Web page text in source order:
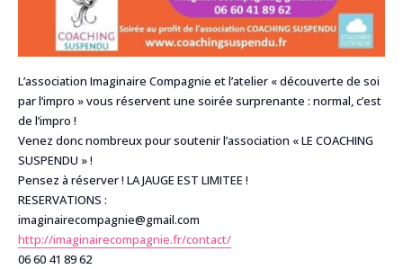
L’association Imaginaire Compagnie et l’atelier « découverte de soi
par l’impro » vous réservent une soirée surprenante : normal, c’est
de l’impro !
Venez donc nombreux pour soutenir l’association « LE COACHING
SUSPENDU » !
Pensez à réserver ! LA JAUGE EST LIMITEE !
RESERVATIONS :
imaginairecompagnie@gmail.com
http://imaginairecompagnie.fr/contact/
06 60 41 89 62